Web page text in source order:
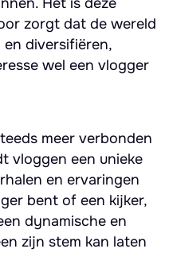
zorgt dat de wereld
diversifiëren,
wel een vlogger
meer verbonden
vloggen een unieke
en ervaringen
bent of een kijker,
dynamische en
zijn stem kan laten